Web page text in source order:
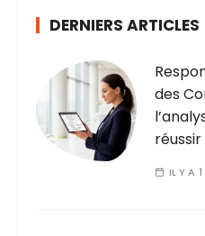
DERNIERS ARTICLES
des
IL Y A